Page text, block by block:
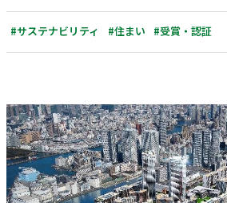
田山』10月22日（土）モデルル
ープン
#サステナビリティ #住まい #受賞・認証